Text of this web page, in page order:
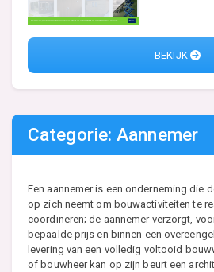
BEKIJK
Categorie: Aannemer
Een aannemer is een onderneming die
op zich neemt om bouwactiviteiten te
coördineren; de aannemer verzorgt,
bepaalde prijs en binnen een
levering van een volledig voltooid
of bouwheer kan op zijn beurt een